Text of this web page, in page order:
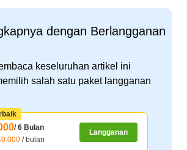
dengan Berlangganan
keseluruhan artikel ini
salah satu paket langganan
/ 6 Bulan
/ bulan
Langganan